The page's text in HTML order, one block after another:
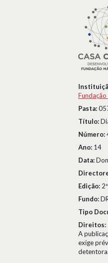
Pasta:
Título:
Número:
Ano: 14
Data:
Edição:
Fundo:
Tipo
Direitos:
A
exige
detentora.